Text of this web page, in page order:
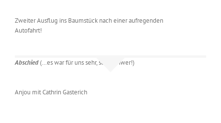
Zweiter Ausflug ins Baumstück nach einer aufregenden
Autofahrt!
Abschied(…es war für uns sehr, sehr schwer!)
Anjou mit Cathrin Gasterich